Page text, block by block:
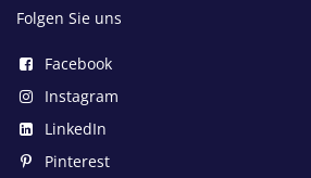
Folgen Sie uns
Facebook
Instagram
LinkedIn
Pinterest